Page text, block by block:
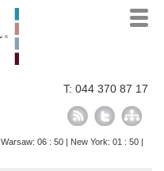
T: 044 370 87 17
06 : 50 | New York: 01 : 50 |